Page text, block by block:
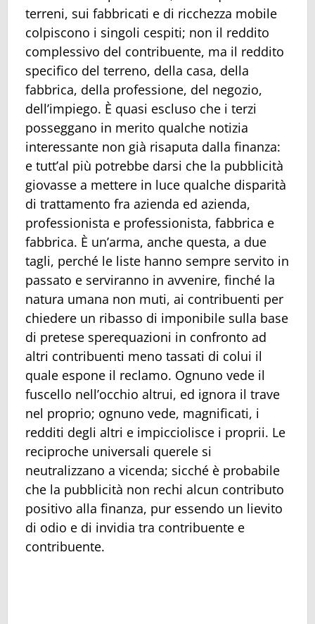
terreni, sui fabbricati e di ricchezza mobile
colpiscono i singoli cespiti; non il reddito
complessivo del contribuente, ma il reddito
specifico del terreno, della casa, della
fabbrica, della professione, del negozio,
dell’impiego. È quasi escluso che i terzi
posseggano in merito qualche notizia
interessante non già risaputa dalla finanza:
e tutt’al più potrebbe darsi che la pubblicità
giovasse a mettere in luce qualche disparità
di trattamento fra azienda ed azienda,
professionista e professionista, fabbrica e
fabbrica. È un’arma, anche questa, a due
tagli, perché le liste hanno sempre servito in
passato e serviranno in avvenire, finché la
natura umana non muti, ai contribuenti per
chiedere un ribasso di imponibile sulla base
di pretese sperequazioni in confronto ad
altri contribuenti meno tassati di colui il
quale espone il reclamo. Ognuno vede il
fuscello nell’occhio altrui, ed ignora il trave
nel proprio; ognuno vede, magnificati, i
redditi degli altri e impicciolisce i proprii. Le
reciproche universali querele si
neutralizzano a vicenda; sicché è probabile
che la pubblicità non rechi alcun contributo
positivo alla finanza, pur essendo un lievito
di odio e di invidia tra contribuente e
contribuente.